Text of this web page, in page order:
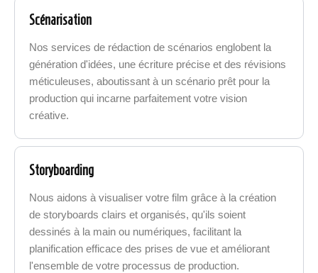
Scénarisation
Nos services de rédaction de scénarios englobent la
génération d'idées, une écriture précise et des révisions
méticuleuses, aboutissant à un scénario prêt pour la
production qui incarne parfaitement votre vision
créative.
Storyboarding
Nous aidons à visualiser votre film grâce à la création
de storyboards clairs et organisés, qu'ils soient
dessinés à la main ou numériques, facilitant la
planification efficace des prises de vue et améliorant
l'ensemble de votre processus de production.